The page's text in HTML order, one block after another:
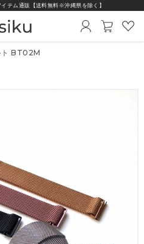
テム通販【送料無料※沖縄県を除く】
ト BT02M